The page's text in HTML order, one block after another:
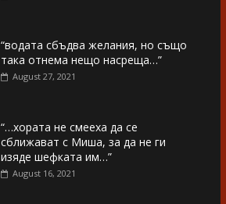
“водата сбъдва желания, но също
така отнема нещо насреща…”
August 27, 2021
“…хората не смееха да се
сближават с Миша, за да не ги
изяде шефката им…”
August 16, 2021